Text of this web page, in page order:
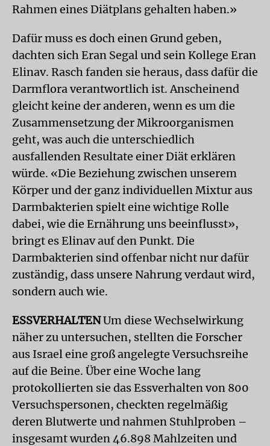
Rahmen eines Diätplans gehalten haben.»
Dafür muss es doch einen Grund geben,
dachten sich Eran Segal und sein Kollege Eran
Elinav. Rasch fanden sie heraus, dass dafür die
Darmflora verantwortlich ist. Anscheinend
gleicht keine der anderen, wenn es um die
Zusammensetzung der Mikroorganismen
geht, was auch die unterschiedlich
ausfallenden Resultate einer Diät erklären
würde. «Die Beziehung zwischen unserem
Körper und der ganz individuellen Mixtur aus
Darmbakterien spielt eine wichtige Rolle
dabei, wie die Ernährung uns beeinflusst»,
bringt es Elinav auf den Punkt. Die
Darmbakterien sind offenbar nicht nur dafür
zuständig, dass unsere Nahrung verdaut wird,
sondern auch wie.
ESSVERHALTENUm diese Wechselwirkung
näher zu untersuchen, stellten die Forscher
aus Israel eine groß angelegte Versuchsreihe
auf die Beine. Über eine Woche lang
protokollierten sie das Essverhalten von 800
Versuchspersonen, checkten regelmäßig
deren Blutwerte und nahmen Stuhlproben –
insgesamt wurden 46.898 Mahlzeiten und